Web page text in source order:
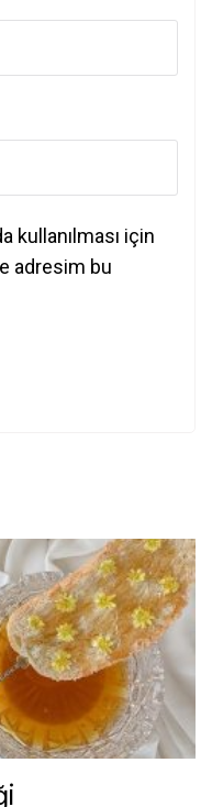
kullanılması için
adresim bu